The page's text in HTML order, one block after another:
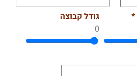
*
גודל קבוצה
0